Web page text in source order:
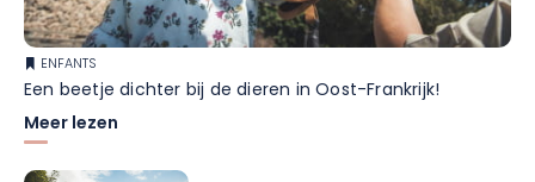
ENFANTS
Een beetje dichter bij de dieren in Oost-Frankrijk!
Meer lezen